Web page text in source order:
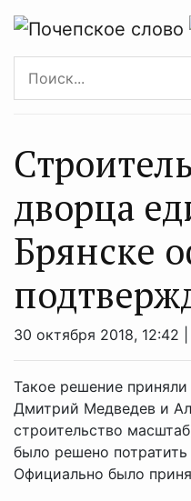
дворца
Брянске
30 октября 2018, 12:42 |
Такое решение
Дмитрий Медведев и
строительство
было решено
Официально было